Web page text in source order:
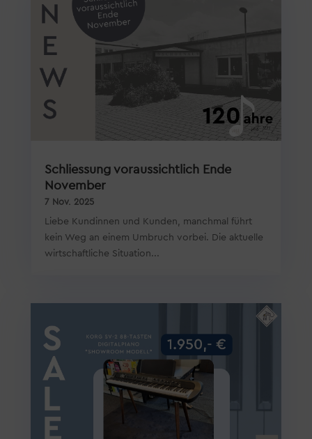
Schliessung voraussichtlich Ende
November
7 Nov. 2025
Liebe Kundinnen und Kunden, manchmal führt
kein Weg an einem Umbruch vorbei. Die aktuelle
wirtschaftliche Situation...